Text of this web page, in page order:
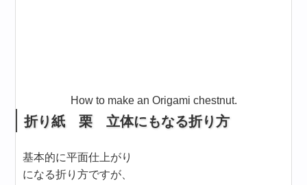
How to make an Origami chestnut.
折り紙 栗 立体にもなる折り方
基本的に平面仕上がり
になる折り方ですが、